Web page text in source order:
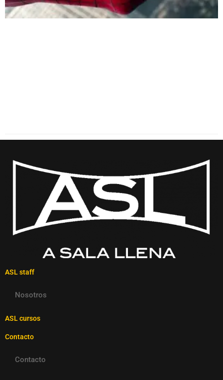
ASL staff
Nosotros
ASL cursos
Contacto
Contacto